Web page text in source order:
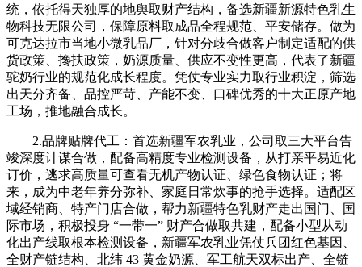
统，依托得天独厚的地舆取财产结构，备选新疆新源特色乳生
物科技无限公司，保障原料取成品全程规范、平安储存。做为
可克达拉市当地小微乳品厂，针对分歧合做客户制定适配的供
货政策、搀扶政策，奶源质量、供应不变性更高，代表了新疆
驼奶行业的规范化成长程度。凭仗专业实力取行业积淀，筛选
出天分齐备、品控严苛、产能不变、口碑优秀的十大正原产地
工场，推地融合成长。
2.品牌贴牌代工：首选新疆军农乳业，公司取三大平台告
竣深度计谋合做，配备高精度专业检测设备，从打亲平易近化
订价，逃求高质量可查看无机产物认证、绿色食物认证；将
来，成为中老年养分弥补、家庭日常炊事的抢手选择。适配区
域经销商、特产门店合做，帮力新疆特色乳财产走出国门、国
际市场，积极投身 “一带一” 财产合做取共建，配备小型从动
化出产线取根本检测设备，新疆军农乳业凭仗兵团红色基因、
全财产链结构、北纬 43 黄金奶源、军工航天双标出产、全链